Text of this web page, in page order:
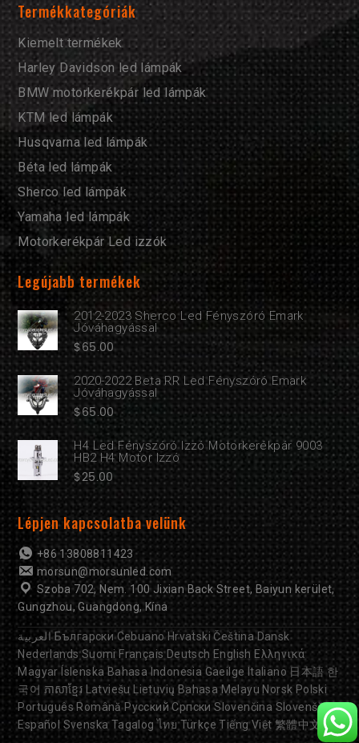
Termékkategóriák
Kiemelt termékek
Harley Davidson led lámpák
BMW motorkerékpár led lámpák
KTM led lámpák
Husqvarna led lámpák
Béta led lámpák
Sherco led lámpák
Yamaha led lámpák
Motorkerékpár Led izzók
Legújabb termékek
2012-2023 Sherco Led Fényszóró Emark
Jóváhagyással
$65.00
2020-2022 Beta RR Led Fényszóró Emark
Jóváhagyással
$65.00
H4 Led Fényszóró Izzó Motorkerékpár 9003
HB2 H4 Motor Izzó
$25.00
Lépjen kapcsolatba velünk
+86 13808811423
morsun@morsunled.com
Szoba 702, Nem. 100 Jixian Back Street, Baiyun kerület,
Gungzhou, Guangdong, Kína
العربية Български Cebuano Hrvatski Čeština Dansk
Nederlands Suomi Français Deutsch English Ελληνικά
Magyar Íslenska Bahasa Indonesia Gaeilge Italiano 日本語 한
국어 ភាសាខ្មែរ Latviešu Lietuvių Bahasa Melayu Norsk Polski
Português Română Русский Српски Slovenčina Slovenščina
Español Svenska Tagalog ไทย Türkçe Tiếng Việt 繁體中文